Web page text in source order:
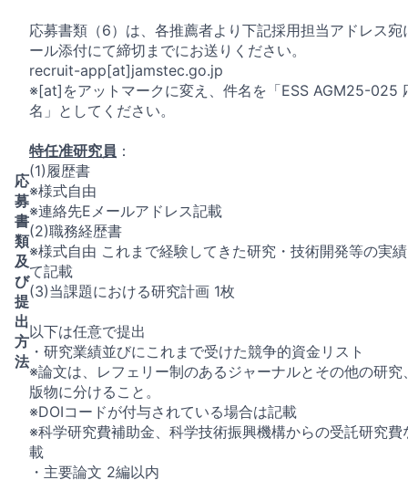
応
募
書
類
及
び
提
出
方
法
応募書類（6）は、各推薦者より下記採用担当アドレス宛
ール添付にて締切までにお送りください。
recruit-app[at]jamstec.go.jp
※[at]をアットマークに変え、件名を「ESS AGM25-025
名」としてください。
特任准研究員 ：
(1)履歴書
※様式自由
※連絡先Eメールアドレス記載
(2)職務経歴書
※様式自由 これまで経験してきた研究・技術開発等の実
て記載
(3)当課題における研究計画 1枚
以下は任意で提出
・研究業績並びにこれまで受けた競争的資金リスト
※論文は、レフェリー制のあるジャーナルとその他の研究
版物に分けること。
※DOIコードが付与されている場合は記載
※科学研究費補助金、科学技術振興機構からの受託研究費
載
・主要論文 2編以内